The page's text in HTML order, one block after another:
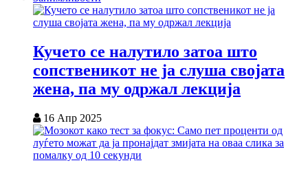
Кучето се налутило затоа што
сопственикот не ја слуша својата
жена, па му одржал лекција
16 Апр 2025